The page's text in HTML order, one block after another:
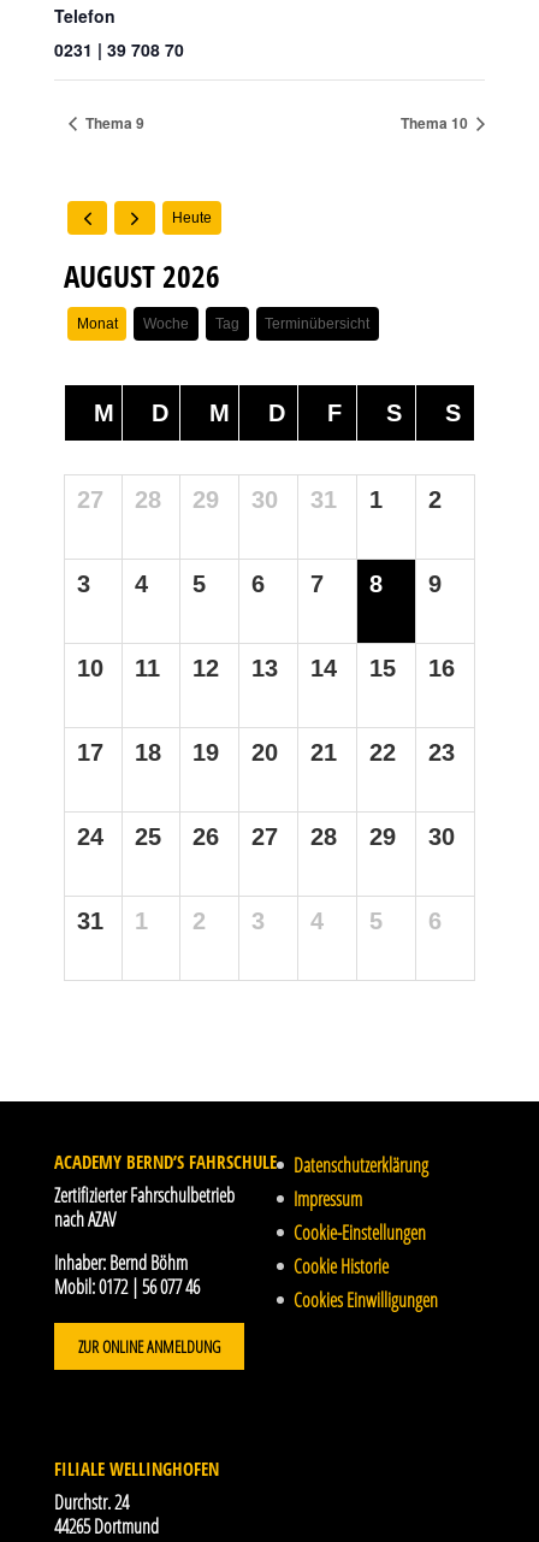
Telefon
0231 | 39 708 70
Thema 9 Thema 10
Heute
AUGUST 2026
Monat Woche Tag Terminübersicht
M D M D F S S
27 28 29 30 31 1 2
3 4 5 6 7 8 9
10 11 12 13 14 15 16
17 18 19 20 21 22 23
24 25 26 27 28 29 30
31 1 2 3 4 5 6
ACADEMY BERND’S FAHRSCHULE
Zertifizierter Fahrschulbetrieb
nach AZAV
Inhaber:Bernd Böhm
Mobil:0172 | 56 077 46
ZUR ONLINE ANMELDUNG
Datenschutzerklärung
Impressum
Cookie-Einstellungen
Cookie Historie
Cookies Einwilligungen
FILIALE WELLINGHOFEN
Durchstr. 24
44265 Dortmund